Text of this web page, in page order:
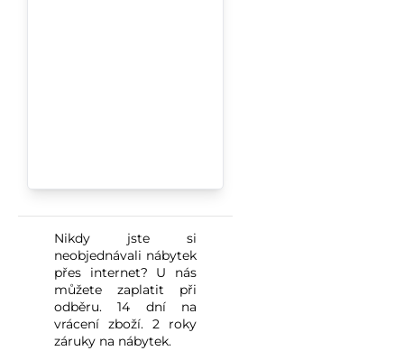
Nikdy jste si
neobjednávali nábytek
přes internet? U nás
můžete zaplatit při
odběru. 14 dní na
vrácení zboží. 2 roky
záruky na nábytek.